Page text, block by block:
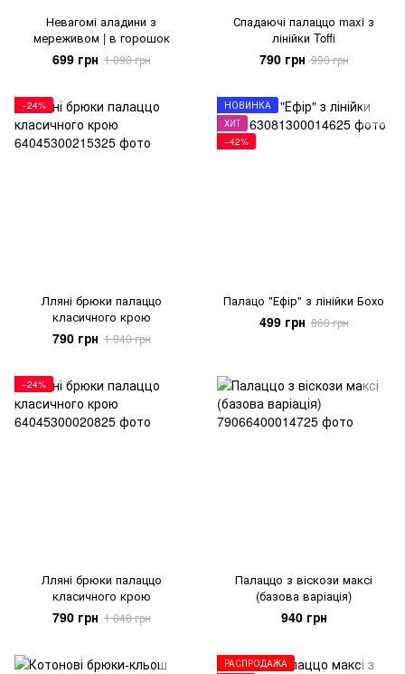
Невагомі аладини з
мереживом | в горошок
699 грн 1 090 грн
Спадаючі палаццо maxi з
лінійки Toffi
790 грн 990 грн
−24%
Лляні брюки палаццо
класичного крою
790 грн 1 040 грн
НОВИНКА
ХИТ
−42%
Палацо "Ефір" з лінійки Бохо
499 грн 860 грн
−24%
Лляні брюки палаццо
класичного крою
790 грн 1 040 грн
Палаццо з віскози максі
(базова варіація)
940 грн
РАСПРОДАЖА